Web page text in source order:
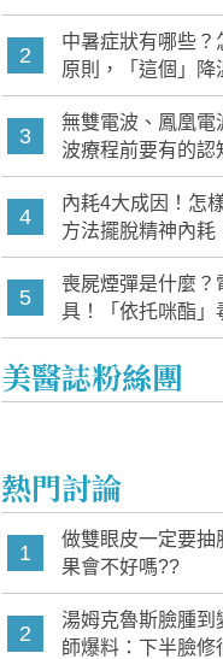
2
中暑症狀有哪些
原則，「這個」降
3
無雙電波、鳳凰電
波療程前要有的認
4
內耗4大成因！怎
方法擺脫精神內耗
5
喪屍煙彈是什麼？
具！「依托咪酯」
家長必知警訊
美醫誌粉絲團
熱門討論
1
做雙眼皮一定要抽
果會不好嗎??
2
湯姆克魯斯臉腫到
師爆料：下半臉修